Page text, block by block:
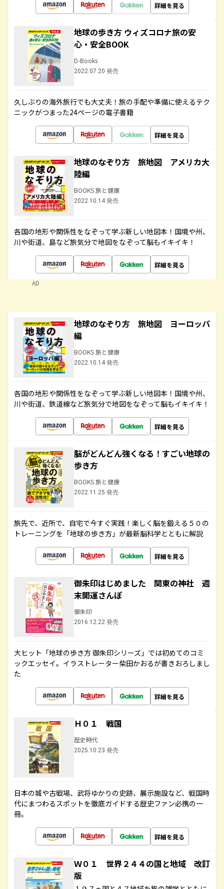
詳細を見る
地球の歩き方 ウィズコロナ旅の安
心・安全BOOK
D-Books
2022.07.20 発売
久しぶりの海外旅行でも大丈夫！旅の手配や準備に使えるテク
ニックがつまった24ページの電子書籍
詳細を見る
地球のなぞり方 旅地図 アメリカ大
陸編
BOOKS 旅と健康
2022.10.14 発売
各国の地形や関係性をなぞって学ぶ新しい地図本！国境や州、
川や街道、島など旅気分で地図をなぞって脳もイキイキ！
詳細を見る
AD
地球のなぞり方 旅地図 ヨーロッパ
編
BOOKS 旅と健康
2022.10.14 発売
各国の地形や関係性をなぞって学ぶ新しい地図本！国境や州、
川や街道、鉄道線など旅気分で地図をなぞって脳もイキイキ！
詳細を見る
脳がどんどん強くなる！すごい地球の
歩き方
BOOKS 旅と健康
2022.11.25 発売
旅先で、近所で、自宅で今すぐ実践！楽しく脳を鍛える５０の
トレーニングを「地球の歩き方」が最新脳科学とともに解説
詳細を見る
御朱印はじめました 関東の神社 週
末開運さんぽ
御朱印
2016.12.22 発売
大ヒット「地球の歩き方 御朱印シリーズ」では初めてのコミ
ックエッセイ。イラストレーター柴田かおるが書きおろしまし
た
詳細を見る
Ｈ０１ 戦国
歴史時代
2025.10.23 発売
日本の城や古戦場、武将ゆかりの史跡、展示施設など、戦国時
代にまつわるスポットを徹底ガイドする歴史ファン必携の一
冊。
詳細を見る
Ｗ０１ 世界２４４の国と地域 改訂
版